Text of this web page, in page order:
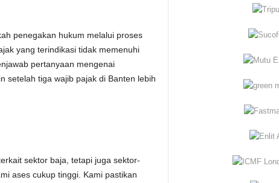
penegakan hukum melalui proses
yang terindikasi tidak memenuhi
pertanyaan mengenai
setelah tiga wajib pajak di Banten lebih
sektor baja, tetapi juga sektor-
ases cukup tinggi. Kami pastikan